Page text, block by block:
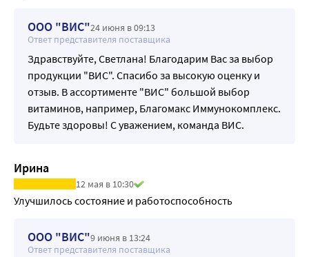
ООО "ВИС"24 июня в 09:13
Ответ представителя поставщика
Здравствуйте, Светлана! Благодарим Вас за выбор
продукции "ВИС". Спасибо за высокую оценку и
отзыв. В ассортименте "ВИС" большой выбор
витаминов, например, Благомакс Иммунокомплекс.
Будьте здоровы! С уважением, команда ВИС.
Ирина
12 мая в 10:30
Улучшилось состояние и работоспособность
ООО "ВИС"9 июня в 13:24
Ответ представителя поставщика